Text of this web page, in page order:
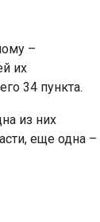
–
их
34 пункта.
из них
еще одна –